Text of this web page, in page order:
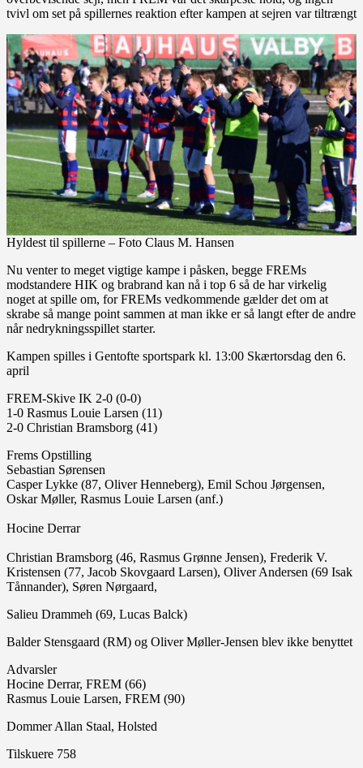
tvivl om set på spillernes reaktion efter kampen at sejren var tiltrængt
Hyldest til spillerne – Foto Claus M. Hansen
Nu venter to meget vigtige kampe i påsken, begge FREMs
modstandere HIK og brabrand kan nå i top 6 så de har virkelig
noget at spille om, for FREMs vedkommende gælder det om at
skrabe så mange point sammen at man ikke er så langt efter de andre
når nedrykningsspillet starter.
Kampen spilles i Gentofte sportspark kl. 13:00 Skærtorsdag den 6.
april
FREM-Skive IK 2-0 (0-0)
1-0 Rasmus Louie Larsen (11)
2-0 Christian Bramsborg (41)
Frems Opstilling
Sebastian Sørensen
Casper Lykke (87, Oliver Henneberg), Emil Schou Jørgensen,
Oskar Møller, Rasmus Louie Larsen (anf.)
Hocine Derrar
Christian Bramsborg (46, Rasmus Grønne Jensen), Frederik V.
Kristensen (77, Jacob Skovgaard Larsen), Oliver Andersen (69 Isak
Tånnander), Søren Nørgaard,
Salieu Drammeh (69, Lucas Balck)
Balder Stensgaard (RM) og Oliver Møller-Jensen blev ikke benyttet
Advarsler
Hocine Derrar, FREM (66)
Rasmus Louie Larsen, FREM (90)
Dommer Allan Staal, Holsted
Tilskuere 758